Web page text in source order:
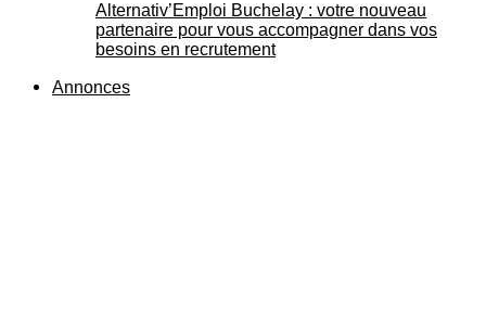
Alternativ’Emploi Buchelay : votre nouveau
partenaire pour vous accompagner dans vos
besoins en recrutement
Annonces